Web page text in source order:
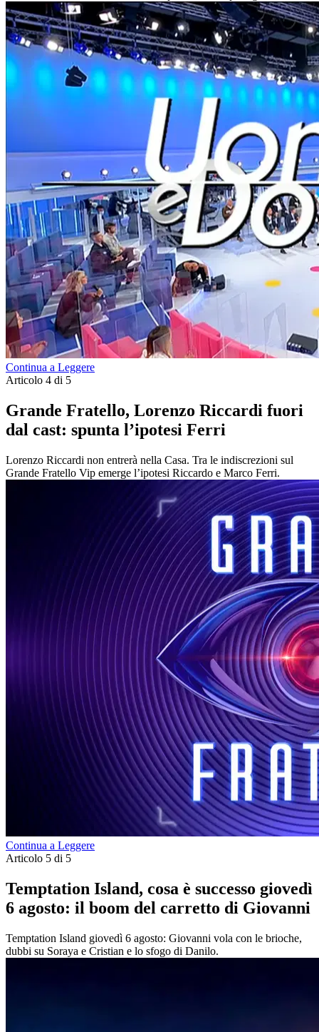
Continua a Leggere
Articolo 4 di 5
Grande Fratello, Lorenzo Riccardi fuori
dal cast: spunta l’ipotesi Ferri
Lorenzo Riccardi non entrerà nella Casa. Tra le indiscrezioni sul
Grande Fratello Vip emerge l’ipotesi Riccardo e Marco Ferri.
Continua a Leggere
Articolo 5 di 5
Temptation Island, cosa è successo giovedì
6 agosto: il boom del carretto di Giovanni
Temptation Island giovedì 6 agosto: Giovanni vola con le brioche,
dubbi su Soraya e Cristian e lo sfogo di Danilo.